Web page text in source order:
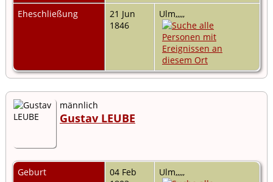
Eheschließung
21 Jun
1846
Ulm,,,,,
männlich
Gustav LEUBE
Geburt
04 Feb
Ulm,,,,,